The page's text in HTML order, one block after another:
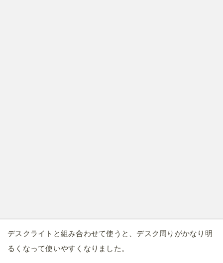
デスクライトと組み合わせて使うと、デスク周りがかなり明
るくなって使いやすくなりました。